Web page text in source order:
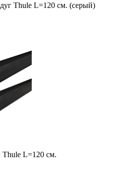
Thule L=120 см. (серый)
Thule L=120 см.